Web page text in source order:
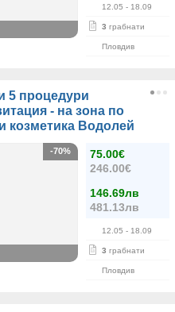
12.05 - 18.09
3 грабнати
Пловдив
5 процедури
- на зона по
козметика Водолей
75.00€
246.00€
146.69лв
481.13лв
12.05 - 18.09
3 грабнати
Пловдив
-70%